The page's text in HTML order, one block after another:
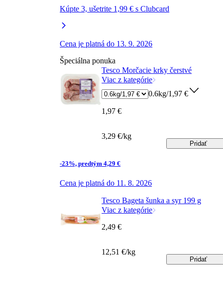
Kúpte 3, ušetrite 1,99 € s Clubcard
Cena je platná do 13. 9. 2026
Špeciálna ponuka
Tesco Morčacie krky čerstvé
Viac z kategórie
-23%, predtým 4,29 €
Cena je platná do 11. 8. 2026
0.6kg/1,97 €
1,97 €
3,29 €/kg
Pridať
Tesco Bageta šunka a syr 199 g
Viac z kategórie
2,49 €
12,51 €/kg
Pridať